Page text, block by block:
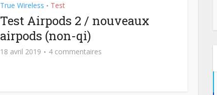
True Wireless • Test
Test Airpods 2 / nouveaux
airpods (non-qi)
18 avril 2019 4 commentaires